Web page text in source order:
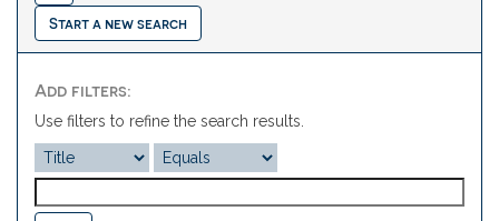
Start a new search
Add filters:
Use filters to refine the search results.